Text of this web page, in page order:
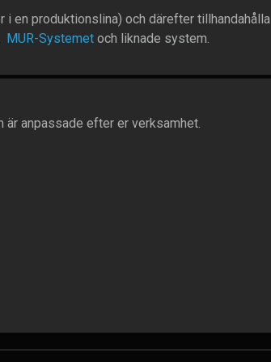
en produktionslina) och därefter tillhandahålla
MUR-Systemetoch liknade system.
anpassade efter er verksamhet.